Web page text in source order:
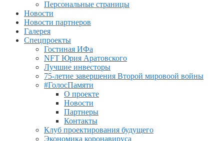
Персональные страницы
Новости
Новости партнеров
Галерея
Спецпроекты
Гостиная ИФа
NFT Юрия Аратовского
Лучшие инвесторы
75-летие завершения Второй мировоой войны
#ГолосПамяти
О проекте
Новости
Партнеры
Контакты
Клуб проектирования будущего
Экономика коронавируса